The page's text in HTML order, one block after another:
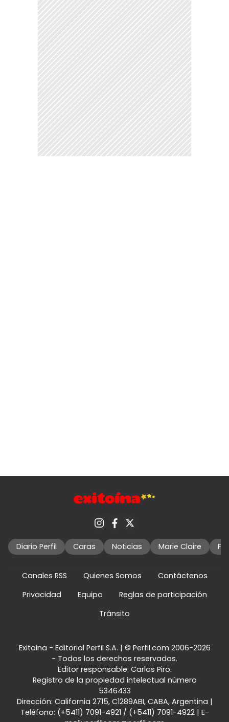
Diario Perfil Caras Noticias Marie Claire
Canales RSS Quienes Somos
Contáctenos
Privacidad
Equipo
Reglas de participación
Tránsito
Exitoina - Editorial Perfil S.A. | © Perfil.com 2006-2026
- Todos los derechos reservados.
Editor responsable: Carlos Piro.
Registro de la propiedad intelectual número
5346433
Dirección: California 2715, C1289ABI, CABA, Argentina |
Teléfono: (+5411) 7091-4921 / (+5411) 7091-4922| E-